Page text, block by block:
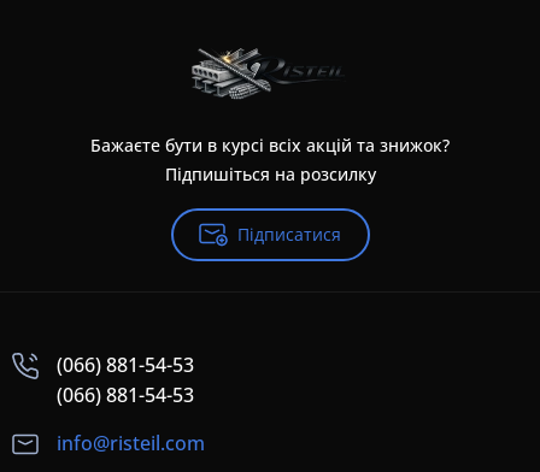
Бажаєте бути в курсі всіх акцій та знижок?
Підпишіться на розсилку
Підписатися
(066) 881-54-53
(066) 881-54-53
info@risteil.com